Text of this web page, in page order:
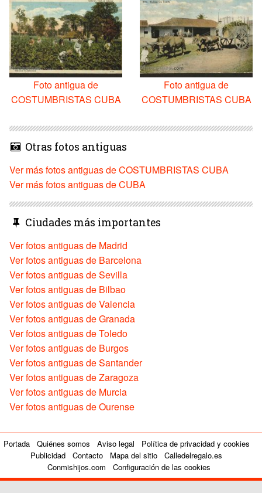
Foto antigua de
COSTUMBRISTAS CUBA
Foto antigua de
COSTUMBRISTAS CUBA
Otras fotos antiguas
Ver más fotos antiguas de COSTUMBRISTAS CUBA
Ver más fotos antiguas de CUBA
Ciudades más importantes
Ver fotos antiguas de Madrid
Ver fotos antiguas de Barcelona
Ver fotos antiguas de Sevilla
Ver fotos antiguas de Bilbao
Ver fotos antiguas de Valencia
Ver fotos antiguas de Granada
Ver fotos antiguas de Toledo
Ver fotos antiguas de Burgos
Ver fotos antiguas de Santander
Ver fotos antiguas de Zaragoza
Ver fotos antiguas de Murcia
Ver fotos antiguas de Ourense
Portada Quiénes somos Aviso legal
Política de privacidad y cookies
Publicidad
Contacto Mapa del sitio
Calledelregalo.es
Conmishijos.com
Configuración de las cookies